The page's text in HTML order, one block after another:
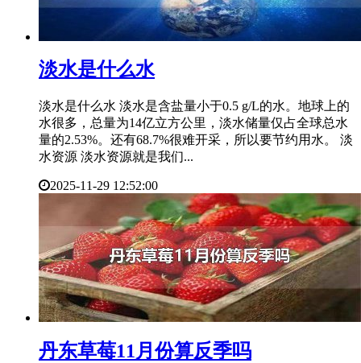
​淡水是什么水
淡水是什么水 淡水是含盐量小于0.5 g/L的水。地球上的
水很多，总量为14亿立方公里，淡水储量仅占全球总水
量的2.53%。还有68.7%很难开采，所以要节约用水。 淡
水资源 淡水资源就是我们...
2025-11-29 12:52:00
​丹东草莓11月份算反季吗